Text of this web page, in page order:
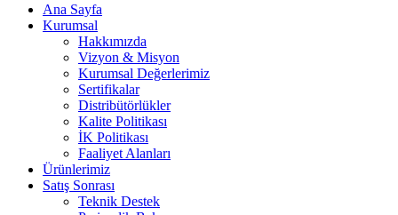
Ana Sayfa
Kurumsal
Hakkımızda
Vizyon & Misyon
Kurumsal Değerlerimiz
Sertifikalar
Distribütörlükler
Kalite Politikası
İK Politikası
Faaliyet Alanları
Ürünlerimiz
Satış Sonrası
Teknik Destek